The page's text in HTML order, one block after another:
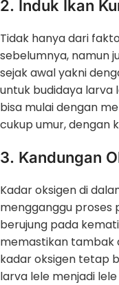
2. Induk Ikan
Tidak hanya dari
sebelumnya, namun
sejak awal yakni
untuk budidaya larva
bisa mulai dengan
cukup umur, dengan
3. Kandungan
Kadar oksigen di
mengganggu proses
berujung pada
memastikan tambak
kadar oksigen tetap
larva lele menjadi lele